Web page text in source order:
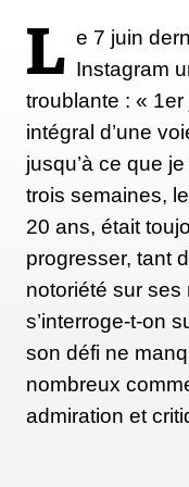
À part un sac à
casque audio,
Sportiva conçus
hésite entre une
dotées d’une
aux surfaces
souples.
Cette gomme doit
zones glissantes,
psychologique. À
L e 7 juin
Instagram
troublante : « 1er
intégral d’une
jusqu’à ce que
trois semaines,
20 ans, était
progresser, tant
notoriété sur ses
s’interroge-t-on
son défi ne
nombreux
admiration et